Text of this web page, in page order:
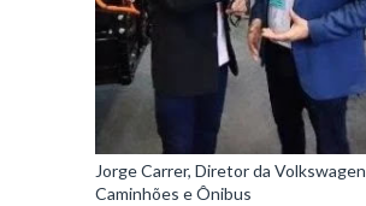
Jorge Carrer, Diretor da Volkswagen
Caminhões e Ônibus